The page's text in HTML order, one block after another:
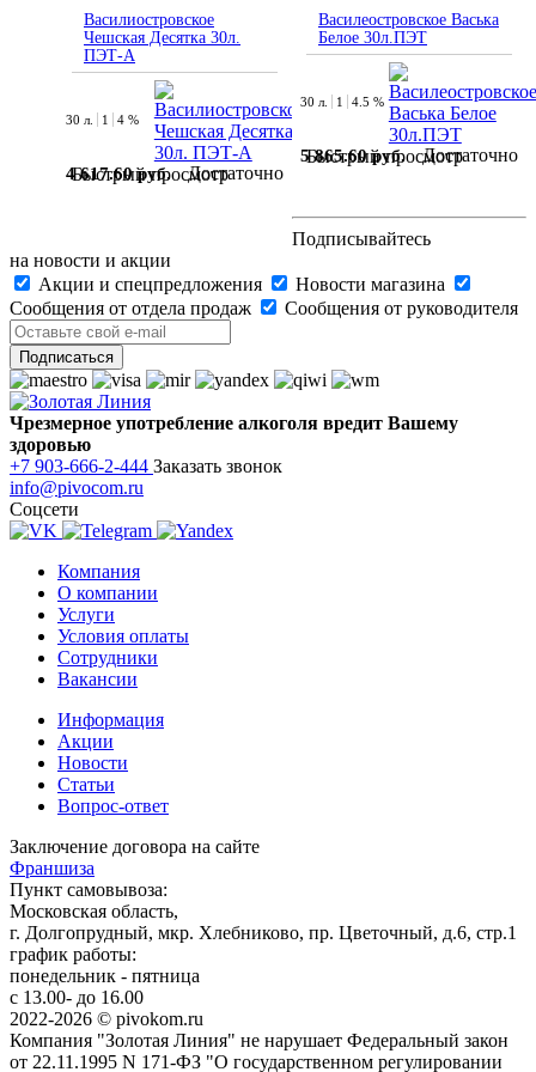
Василиостровское
Чешская Десятка 30л.
ПЭТ-А
Быстрый просмотр
30 л. 1 4 %
4 617.60 руб. Достаточно
Василеостровское Васька
Белое 30л.ПЭТ
Быстрый просмотр
30 л. 1 4.5 %
5 865.60 руб. Достаточно
Подписывайтесь
на новости и акции
Акции и спецпредложения
Новости магазина
Сообщения от отдела продаж
Сообщения от руководителя
Чрезмерное употребление алкоголя вредит Вашему
здоровью
+7 903-666-2-444 Заказать звонок
info@pivocom.ru
Соцсети
Компания
О компании
Услуги
Условия оплаты
Сотрудники
Вакансии
Информация
Акции
Новости
Статьи
Вопрос-ответ
Заключение договора на сайте
Франшиза
Пункт самовывоза:
Московская область,
г. Долгопрудный, мкр. Хлебниково, пр. Цветочный, д.6, стр.1
график работы:
понедельник - пятница
с 13.00- до 16.00
2022-2026 © pivokom.ru
Компания "Золотая Линия" не нарушает Федеральный закон
от 22.11.1995 N 171-ФЗ "О государственном регулировании